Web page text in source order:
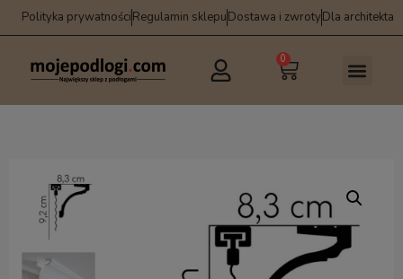
Polityka prywatnościRegulamin sklepuDostawa i zwrotyDla architekta
0